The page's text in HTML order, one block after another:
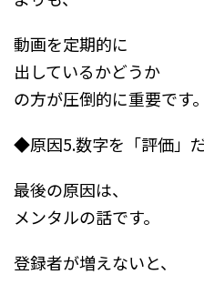
動画を定期的に
出しているかどうか
の方が圧倒的に重要です。
◆原因5.数字を「評価」
最後の原因は、
メンタルの話です。
登録者が増えないと、